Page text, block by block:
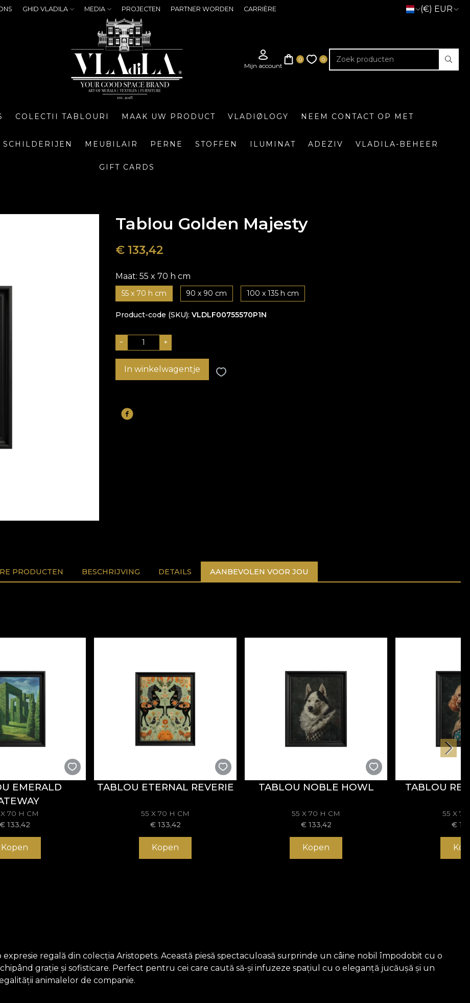
GHID VLADILA MEDIA PROJECTEN PARTNER WORDEN CARRIÈRE (€) EUR
COLECTII TABLOURI MAAK UW PRODUCT VLADIØLOGY NEEM CONTACT OP MET
SCHILDERIJEN MEUBILAIR PERNE STOFFEN ILUMINAT ADEZIV VLADILA-BEHEER
GIFT CARDS
Tablou Golden Majesty
€ 133,42
Maat: 55 x 70 h cm
55 x 70 h cm 90 x 90 cm 100 x 135 h cm
Product-code (SKU) VLDLF00755570P1N
− +
In winkelwagentje
PRODUCTEN BESCHRIJVING DETAILS AANBEVOLEN VOOR JOU
EMERALD
70 H CM
€ 133,42
Kopen
TABLOU ETERNAL REVERIE
55 X 70 H CM
€ 133,42
Kopen
TABLOU NOBLE HOWL
55 X 70 H CM
€ 133,42
Kopen
TABLOU
55 X
€
regală din colecția Aristopets. Această piesă spectaculoasă surprinde un câine nobil împodobit cu o
grație și sofisticare. Perfect pentru cei care caută să-și infuzeze spațiul cu o eleganță jucăușă și un
animalelor de companie.